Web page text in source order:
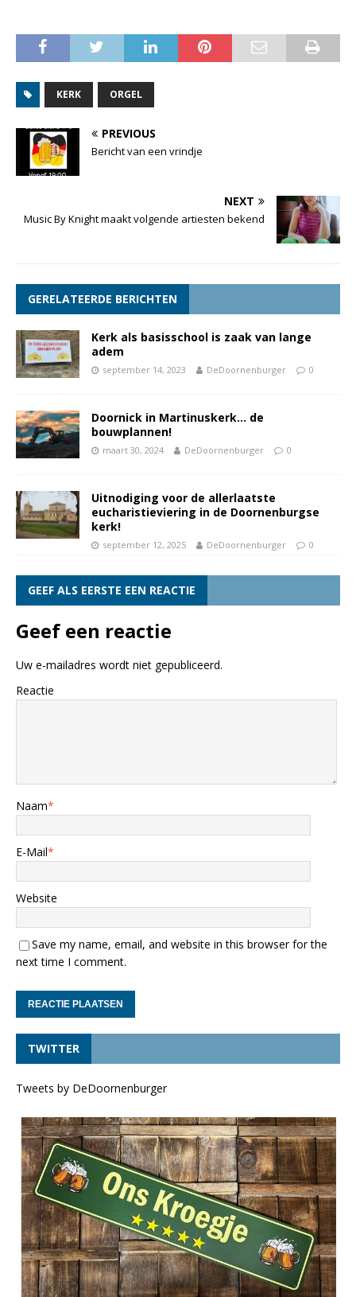
KERK ORGEL
PREVIOUS
Bericht van een vrindje
NEXT
Music By Knight maakt volgende artiesten bekend
GERELATEERDE BERICHTEN
Kerk als basisschool is zaak van lange
adem
september 14, 2023 DeDoornenburger 0
Doornick in Martinuskerk… de
bouwplannen!
maart 30, 2024 DeDoornenburger 0
Uitnodiging voor de allerlaatste
eucharistieviering in de Doornenburgse
kerk!
september 12, 2025 DeDoornenburger 0
GEEF ALS EERSTE EEN REACTIE
Geef een reactie
Uw e-mailadres wordt niet gepubliceerd.
Reactie
Naam*
E-Mail*
Website
Save my name, email, and website in this browser for the
next time I comment.
TWITTER
Tweets by DeDoornenburger